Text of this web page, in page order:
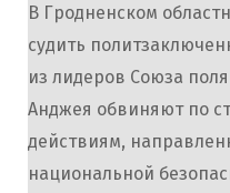
В Гродненском
судить
из лидеров Союза
Анджея обвиняют по
действиям,
национальной